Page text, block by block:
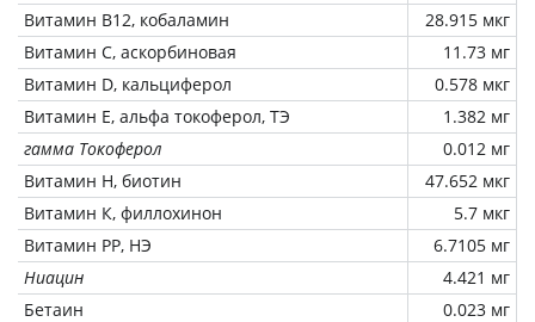
Витамин В12, кобаламин
28.915 мкг
Витамин C, аскорбиновая
11.73 мг
Витамин D, кальциферол
0.578 мкг
Витамин Е, альфа токоферол, ТЭ
1.382 мг
гамма Токоферол
0.012 мг
Витамин Н, биотин
47.652 мкг
Витамин К, филлохинон
5.7 мкг
Витамин РР, НЭ
6.7105 мг
Ниацин
4.421 мг
Бетаин
0.023 мг